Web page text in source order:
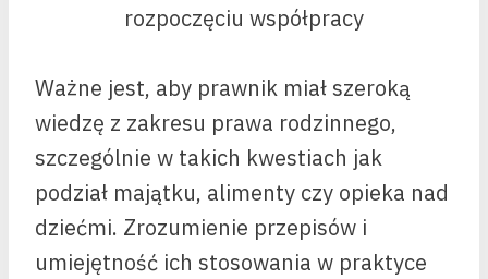
rozpoczęciu współpracy
Ważne jest, aby prawnik miał szeroką
wiedzę z zakresu prawa rodzinnego,
szczególnie w takich kwestiach jak
podział majątku, alimenty czy opieka nad
dziećmi. Zrozumienie przepisów i
umiejętność ich stosowania w praktyce